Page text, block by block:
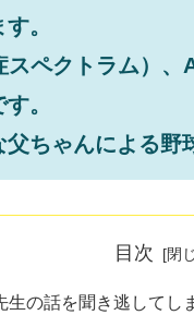
。
ペクトラム）、
。
ちゃんによる野
目次
生の話を聞き逃してし